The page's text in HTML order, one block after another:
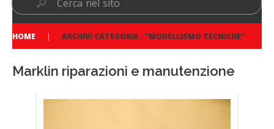
HOME ARCHIVI CATEGORIA : "MODELLISMO TECNICHE"
Marklin riparazioni e manutenzione